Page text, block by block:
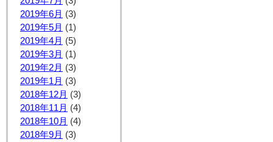
2019年6月 (3)
2019年5月 (1)
2019年4月 (5)
2019年3月 (1)
2019年2月 (3)
2019年1月 (3)
2018年12月 (3)
2018年11月 (4)
2018年10月 (4)
2018年9月 (3)